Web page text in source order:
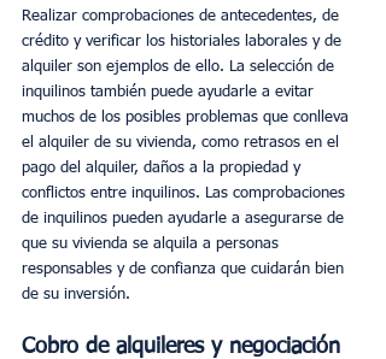
Realizar comprobaciones de antecedentes, de
crédito y verificar los historiales laborales y de
alquiler son ejemplos de ello. La selección de
inquilinos también puede ayudarle a evitar
muchos de los posibles problemas que conlleva
el alquiler de su vivienda, como retrasos en el
pago del alquiler, daños a la propiedad y
conflictos entre inquilinos. Las comprobaciones
de inquilinos pueden ayudarle a asegurarse de
que su vivienda se alquila a personas
responsables y de confianza que cuidarán bien
de su inversión.
Cobro de alquileres y negociación